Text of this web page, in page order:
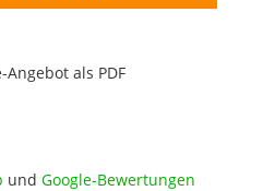
Angebot als PDF
undGoogle-Bewertungen